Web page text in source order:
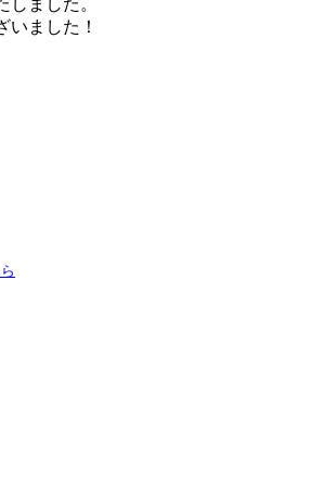
いました！